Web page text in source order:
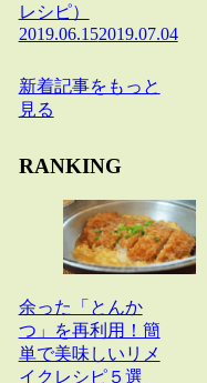
レシピ）
2019.06.152019.07.04
新着記事をもっと
見る
RANKING
余った「とんか
つ」を再利用！簡
単で美味しいリメ
イクレシピ５選